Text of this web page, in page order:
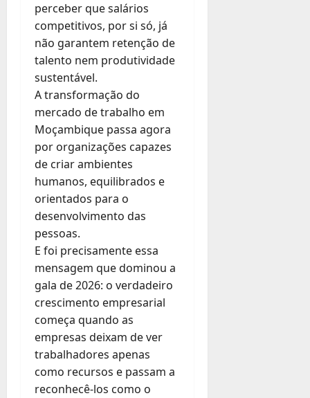
perceber que salários
competitivos, por si só, já
não garantem retenção de
talento nem produtividade
sustentável.
A transformação do
mercado de trabalho em
Moçambique passa agora
por organizações capazes
de criar ambientes
humanos, equilibrados e
orientados para o
desenvolvimento das
pessoas.
E foi precisamente essa
mensagem que dominou a
gala de 2026: o verdadeiro
crescimento empresarial
começa quando as
empresas deixam de ver
trabalhadores apenas
como recursos e passam a
reconhecê-los como o